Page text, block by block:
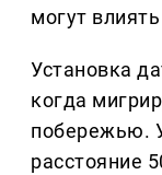
могут
Установка
когда
побережью.
расстояние